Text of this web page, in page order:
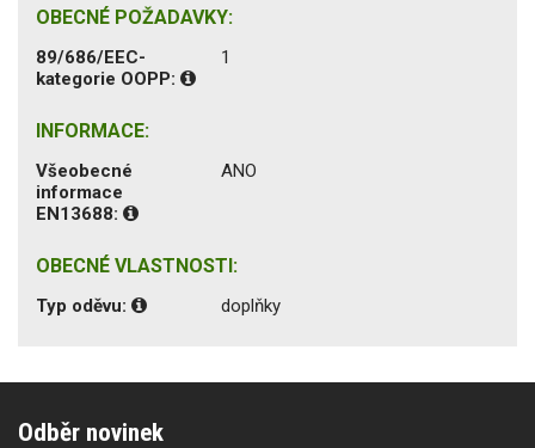
OBECNÉ POŽADAVKY:
89/686/EEC-
kategorie OOPP:
1
INFORMACE:
Všeobecné
informace
EN13688:
ANO
OBECNÉ VLASTNOSTI:
Typ oděvu: doplňky
Odběr novinek